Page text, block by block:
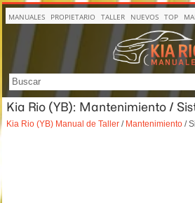
MANUALES PROPIETARIO TALLER NUEVOS TOP
Kia Rio (YB): Mantenimiento /
Kia Rio (YB) Manual de Taller / Mantenimiento /